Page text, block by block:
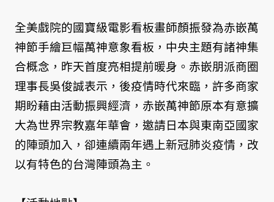
全美戲院的國寶級電影看板畫師顏振發為赤嵌萬
神節手繪巨幅萬神意象看板，中央主題有諸神集
合概念，昨天首度亮相提前暖身。赤嵌朋派商圈
理事長吳俊誠表示，後疫情時代來臨，許多商家
期盼藉由活動振興經濟，赤嵌萬神節原本有意擴
大為世界宗教嘉年華會，邀請日本與東南亞國家
的陣頭加入，卻連續兩年遇上新冠肺炎疫情，改
以有特色的台灣陣頭為主。